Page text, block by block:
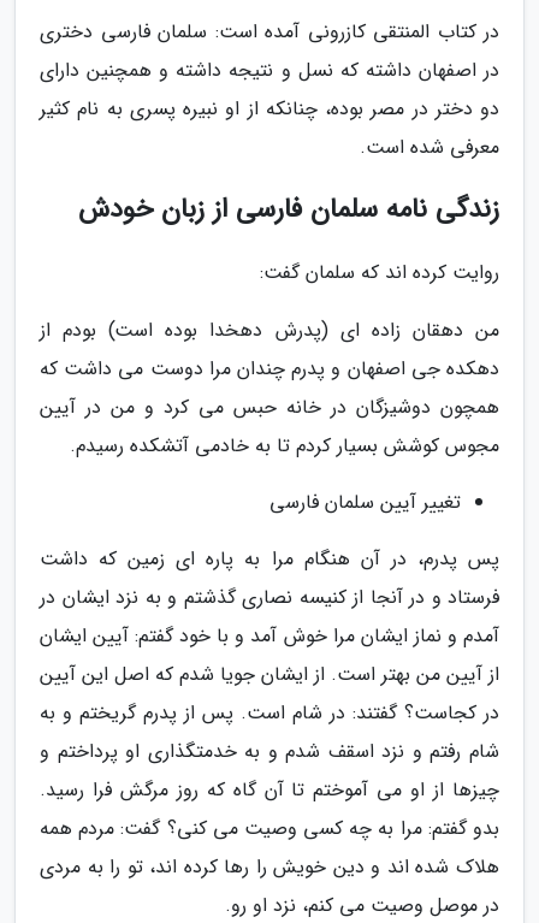
در کتاب المنتقی کازرونی آمده است: سلمان فارسی دختری
در اصفهان داشته که نسل و نتیجه داشته و همچنین دارای
دو دختر در مصر بوده، چنانکه از او نبیره پسری به نام کثیر
معرفی شده است.
زندگی نامه سلمان فارسی از زبان خودش
روایت کرده اند که سلمان گفت:
من دهقان زاده اى (پدرش دهخدا بوده است) بودم از
دهکده جى اصفهان و پدرم چندان مرا دوست می داشت که
همچون دوشیزگان در خانه حبس می کرد و من در آیین
مجوس کوشش بسیار کردم تا به خادمى آتشکده رسیدم.
تغییر آیین سلمان فارسی
پس پدرم، در آن هنگام مرا به پاره اى زمین که داشت
فرستاد و در آنجا از کنیسه نصارى گذشتم و به نزد ایشان در
آمدم و نماز ایشان مرا خوش آمد و با خود گفتم: آیین ایشان
از آیین من بهتر است. از ایشان جویا شدم که اصل این آیین
در کجاست؟ گفتند: در شام است. پس از پدرم گریختم و به
شام رفتم و نزد اسقف شدم و به خدمتگذارى او پرداختم و
چیزها از او می آموختم تا آن گاه که روز مرگش فرا رسید.
بدو گفتم: مرا به چه کسى وصیت مى کنى؟ گفت: مردم همه
هلاک شده اند و دین خویش را رها کرده اند، تو را به مردى
در موصل وصیت مى کنم، نزد او رو.